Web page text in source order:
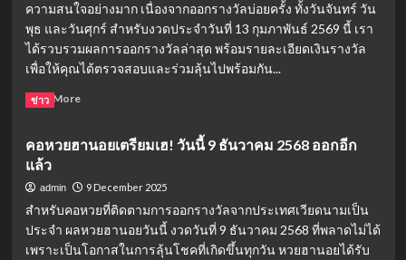
ประหยัด
ไฟ
ได้
จริง
สรุป
ลด
จริง
ความสนใจอย่างมาก เนื่องจากออกรางวัลบ่อยครั้ง ทั้งวันจันทร์ วัน
พุธ และวันศุกร์ สำหรับงวดประจำวันที่ 13 กุมภาพันธ์ 2569 นี้ เรา
ได้รวบรวมผลการออกรางวัลล่าสุด พร้อมรายละเอียดเงินรางวัล
เพื่อให้คุณได้ตรวจสอบและร่วมลุ้นไปพร้อมกัน...
Read MoreRead
คอ
ลาว
เตรียม
เฮ!
วัน
นี้
ข่าว
คอหวยฮานอยเตรียมเฮ! วันนี้ 9 ธันวาคม 2568 ออกอีก
แล้ว
admin 9 December 2025
สำหรับคอหวยที่ติดตามการออกรางวัลจากประเทศเวียดนามเป็น
ประจำ ผลหวยฮานอยวันนี้ งวดวันที่ 9 ธันวาคม 2568 ที่พลาดไม่ได้
เพราะเป็นโอกาสในการลุ้นโชคที่เกิดขึ้นทุกวัน หวยฮานอยได้รับ